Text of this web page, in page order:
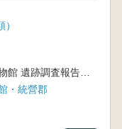
国立晋州博物館 遺跡調査報告書第8冊
・統營郡